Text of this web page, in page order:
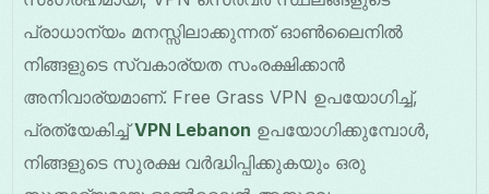
പ്രാധാന്യം മനസ്സിലാക്കുന്നത് ഓൺലൈനിൽ
നിങ്ങളുടെ സ്വകാര്യത സംരക്ഷിക്കാൻ
അനിവാര്യമാണ്. Free Grass VPN ഉപയോഗിച്ച്,
പ്രത്യേകിച്ച്VPN Lebanon ഉപയോഗിക്കുമ്പോൾ,
നിങ്ങളുടെ സുരക്ഷ വർദ്ധിപ്പിക്കുകയും ഒരു